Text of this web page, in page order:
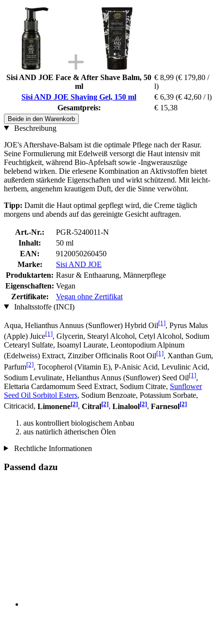
Sisi AND JOE Face & After Shave Balm, 50
ml
€ 8,99 (€ 179,80 /
l)
Sisi AND JOE Shaving Gel, 150 ml
€ 6,39 (€ 42,60 / l)
Gesamtpreis:
€ 15,38
Beide in den Warenkorb
Beschreibung
JOE's Aftershave-Balsam ist die optimale Pflege nach der Rasur.
Seine Formulierung mit Edelweiß versorgt die Haut intensiv mit
Feuchtigkeit, während Bio-Apfelsaft sowie -Ingwerauszüge
belebend wirken. Die erlesene Kombination an Aktivstoffen bietet
außerdem stärkende Eigenschaften und wirkt schützend. Mit leicht-
herbem, angenehm krautigem Duft, der die Sinne verwöhnt.
Tipp: Damit die Haut optimal gepflegt wird, die Creme täglich
morgens und abends auf das gereinigte Gesicht auftragen.
Art.-Nr.:
PGR-5240011-N
Inhalt:
50 ml
EAN:
9120050260450
Marke:
Sisi AND JOE
Produktarten: Rasur & Enthaarung, Männerpflege
Eigenschaften: Vegan
Zertifikate:
Vegan ohne Zertifikat
Inhaltsstoffe (INCI)
Aqua, Helianthus Annuus (Sunflower) Hybrid Oil[1], Pyrus Malus
(Apple) Juice[1], Glycerin, Stearyl Alcohol, Cetyl Alcohol, Sodium
Cetearyl Sulfate, Isoamyl Laurate, Leontopodium Alpinum
(Edelweiss) Extract, Zinziber Officinalis Root Oil[1], Xanthan Gum,
Parfum[2], Tocopherol (Vitamin E), P-Anisic Acid, Levulinic Acid,
Sodium Levulinate, Helianthus Annus (Sunflower) Seed Oil[1],
Elettaria Cardamomum Seed Extract, Sodium Citrate, Sunflower
Seed Oil Sorbitol Esters, Sodium Benzoate, Potassium Sorbate,
Citricacid, Limonene[2], Citral[2], Linalool[2], Farnesol[2]
aus kontrolliert biologischem Anbau
aus natürlich ätherischen Ölen
Rechtliche Informationen
Passend dazu